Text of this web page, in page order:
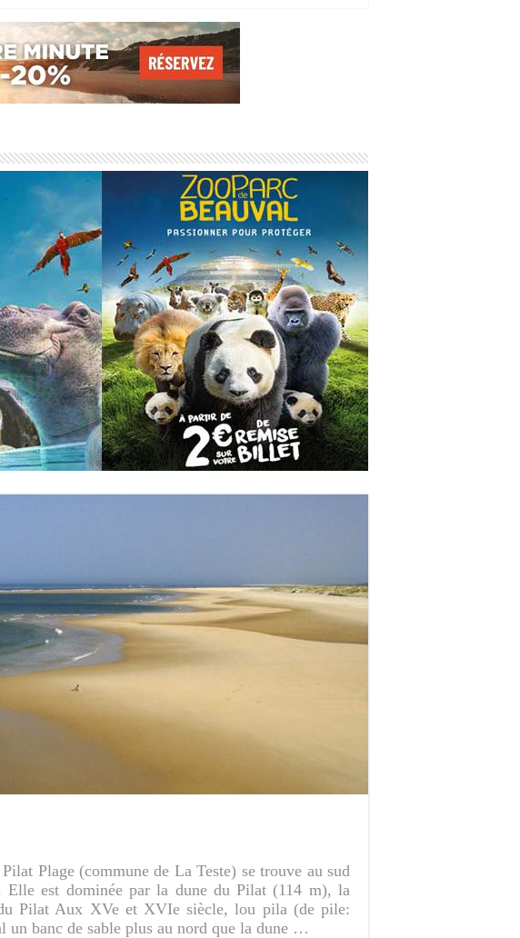
Plage (commune de La Teste) se trouve au sud
Elle est dominée par la dune du Pilat (114 m), la
Pilat Aux XVe et XVIe siècle, lou pila (de pile:
un banc de sable plus au nord que la dune …